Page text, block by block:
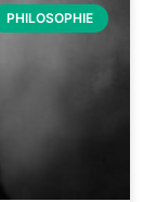
PHILOSOPHIE